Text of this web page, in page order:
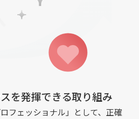
を発揮できる取り組み
フェッショナル」として、正確